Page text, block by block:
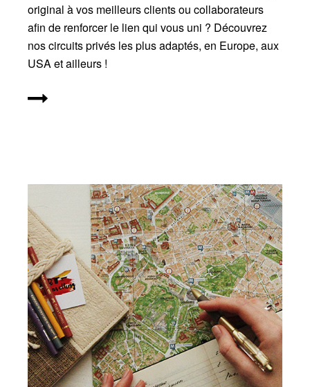
original à vos meilleurs clients ou collaborateurs
afin de renforcer le lien qui vous uni ? Découvrez
nos circuits privés les plus adaptés, en Europe, aux
USA et ailleurs !